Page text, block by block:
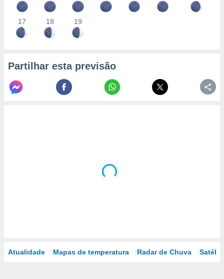
17 18 19
Partilhar esta previsão
Atualidade Mapas de temperatura Radar de Chuva